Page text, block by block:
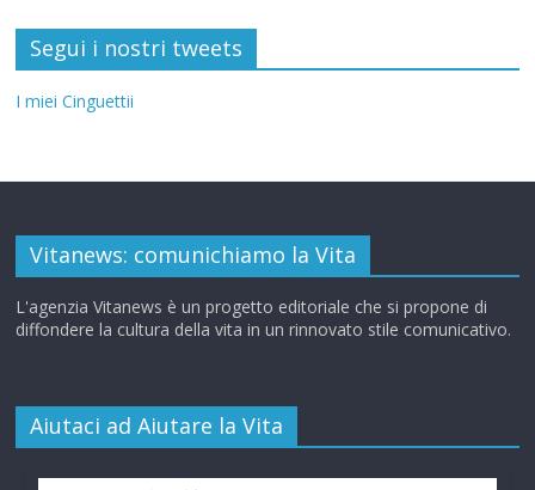
Segui i nostri tweets
I miei Cinguettii
Vitanews: comunichiamo la Vita
L'agenzia Vitanews è un progetto editoriale che si propone di
diffondere la cultura della vita in un rinnovato stile comunicativo.
Aiutaci ad Aiutare la Vita